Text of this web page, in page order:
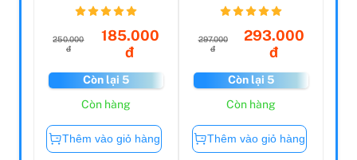
250.000
đ
185.000
đ
Còn lại 5
Còn hàng
Thêm vào giỏ hàng
Terror...
297.000
đ
293.000
đ
Còn lại 5
Còn hàng
Thêm vào giỏ hàng